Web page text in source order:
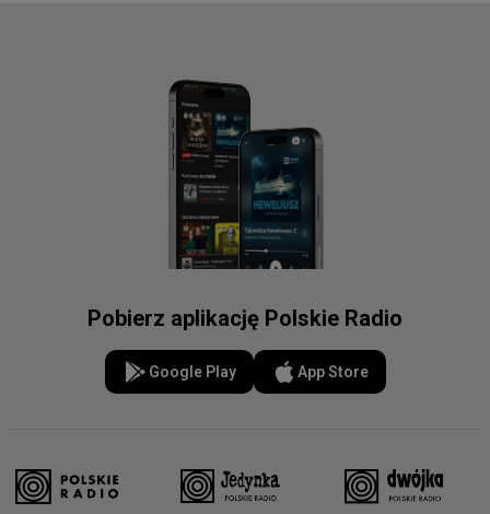
Pobierz aplikację Polskie Radio
Google Play App Store